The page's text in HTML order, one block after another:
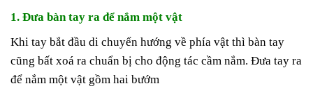
1. Đưa bàn tay ra để nắm một vật
Khi tay bắt đầu di chuyển hướng về phía vật thì bàn tay
cũng bất xoá ra chuẩn bị cho động tác cầm nắm. Đưa tay ra
để nắm một vật gồm hai bướm